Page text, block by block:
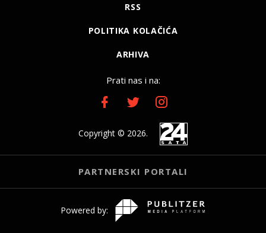
RSS
POLITIKA KOLAČIĆA
ARHIVA
Prati nas i na:
Copyright © 2026.
PARTNERSKI PORTALI
Powered by: